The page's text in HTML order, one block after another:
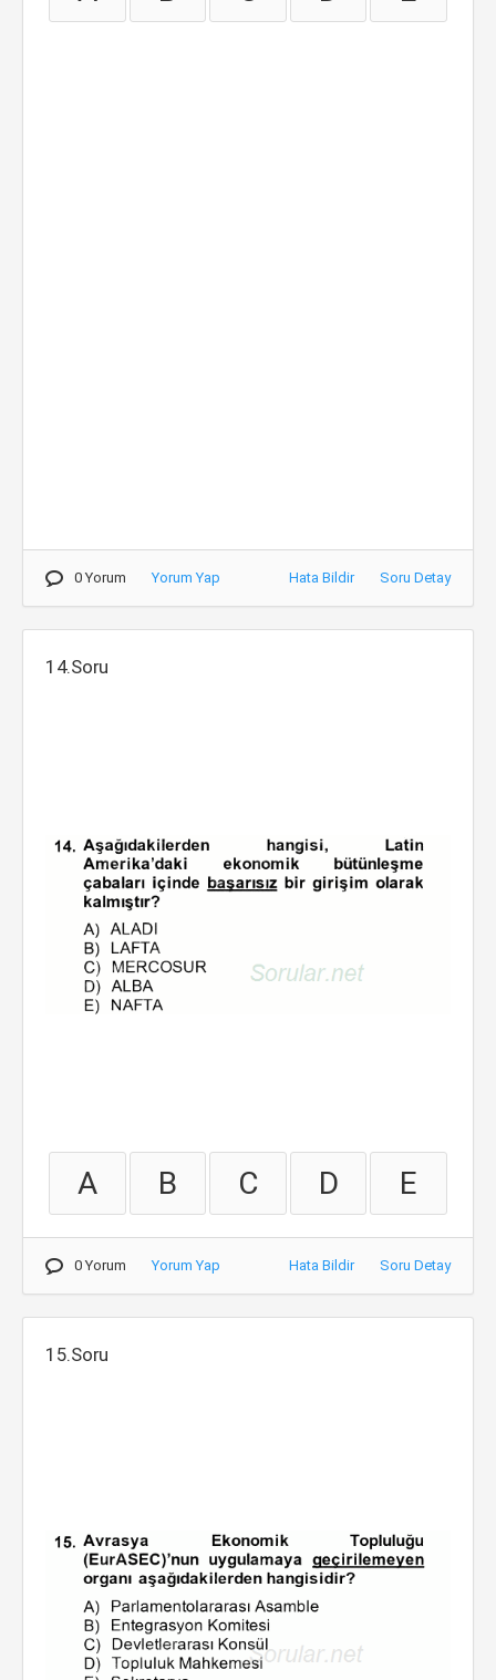
0 Yorum Yorum Yap Hata Bildir Soru Detay
14.Soru
A B C D E
0 Yorum Yorum Yap Hata Bildir Soru Detay
15.Soru